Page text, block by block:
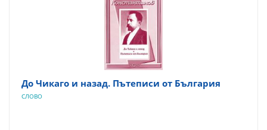
До Чикаго и назад. Пътеписи от България
СЛОВО